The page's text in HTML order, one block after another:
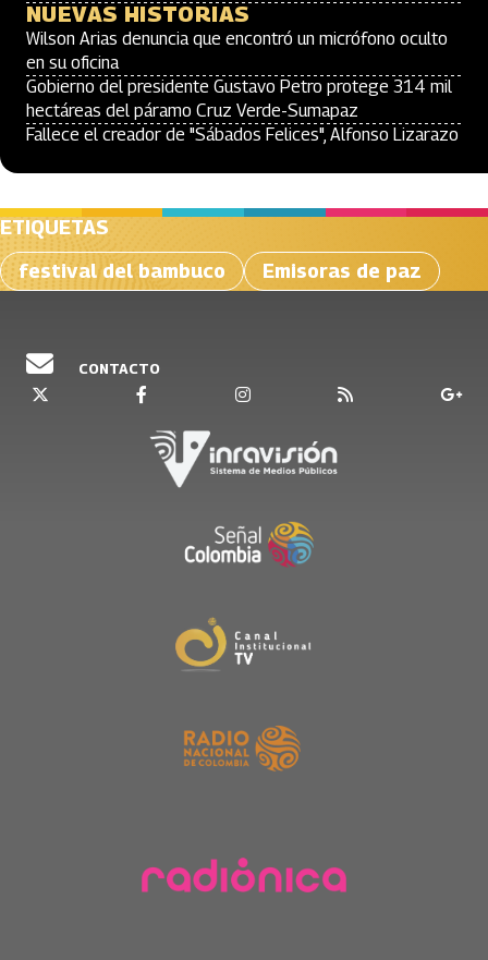
NUEVAS HISTORIAS
Wilson Arias denuncia que encontró un micrófono oculto
en su oficina
Gobierno del presidente Gustavo Petro protege 314 mil
hectáreas del páramo Cruz Verde-Sumapaz
Fallece el creador de "Sábados Felices", Alfonso Lizarazo
ETIQUETAS
festival del bambuco
Emisoras de paz
CONTACTO